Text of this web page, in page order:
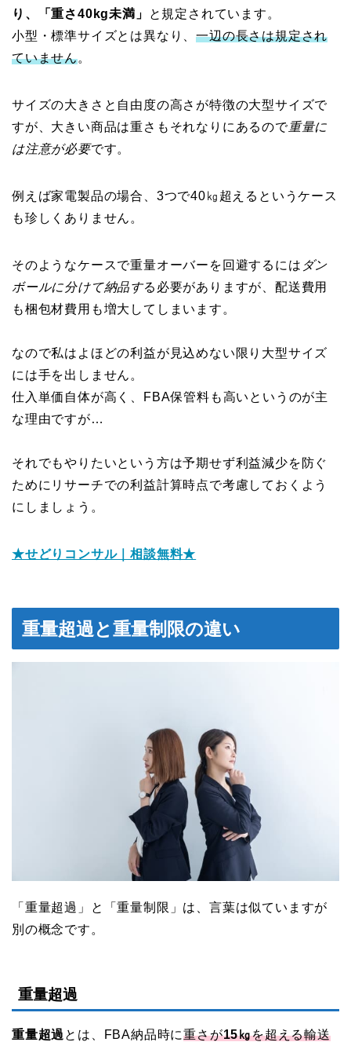
り、「重さ40kg未満」
と規定されています。
小型・標準サイズとは異なり、一辺の長さは規定され
ていません。
サイズの大きさと自由度の高さが特徴の大型サイズで
すが、大きい商品は重さもそれなりにあるので重量に
は注意が必要です。
例えば家電製品の場合、3つで40㎏超えるというケース
も珍しくありません。
そのようなケースで重量オーバーを回避するには ダン
ボールに分けて納品する必要がありますが、配送費用
も梱包材費用も増大してしまいます。
なので私はよほどの利益が見込めない限り大型サイズ
には手を出しません。
仕入単価自体が高く、FBA保管料も高いというのが主
な理由ですが…
それでもやりたいという方は予期せず利益減少を防ぐ
ためにリサーチでの利益計算時点で考慮しておくよう
にしましょう。
★せどりコンサル｜相談無料★
重量超過と重量制限の違い
「重量超過」と「重量制限」は、言葉は似ていますが
別の概念です。
重量超過
重量超過 とは、FBA納品時に重さが15㎏を超える輸送